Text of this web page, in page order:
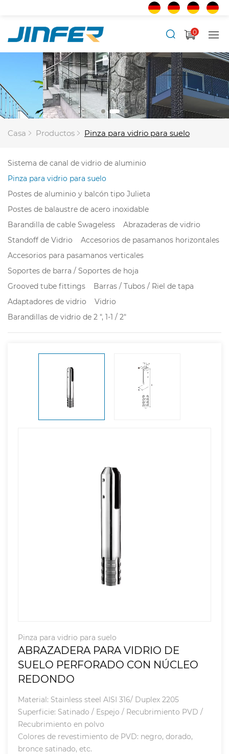
0
Casa Productos Pinza para vidrio para suelo
Sistema de canal de vidrio de aluminio
Pinza para vidrio para suelo
Postes de aluminio y balcón tipo Julieta
Postes de balaustre de acero inoxidable
Barandilla de cable Swageless
Abrazaderas de vidrio
Standoff de Vidrio
Accesorios de pasamanos horizontales
Accesorios para pasamanos verticales
Soportes de barra / Soportes de hoja
Grooved tube fittings
Barras / Tubos / Riel de tapa
Adaptadores de vidrio
Vidrio
Barandillas de vidrio de 2 ", 1-1 / 2"
Pinza para vidrio para suelo
ABRAZADERA PARA VIDRIO DE
SUELO PERFORADO CON NÚCLEO
REDONDO
Material: Stainless steel AISI 316/ Duplex 2205
Superficie: Satinado / Espejo / Recubrimiento PVD /
Recubrimiento en polvo
Colores de revestimiento de PVD: negro, dorado,
bronce satinado, etc.